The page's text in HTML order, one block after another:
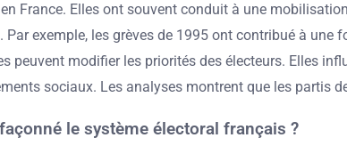
France. Elles ont souvent conduit à une
exemple, les grèves de 1995 ont contribué à
peuvent modifier les priorités des électeurs. Elles
sociaux. Les analyses montrent que les partis
le système électoral français ?